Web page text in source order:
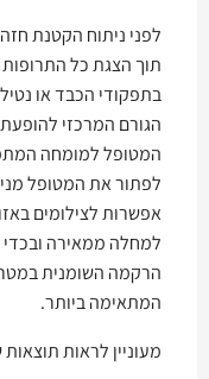
לפני ניתוח הקטנת
תוך הצגת כל
בתפקודי הכבד או
הגורם המרכזי
המטופל למומחה
לפתור את המטופל
אפשרות לצילומים
למחלה ממאירה ובכדי
הרקמה השומנית
המתאימה ביותר.
מעוניין לראות